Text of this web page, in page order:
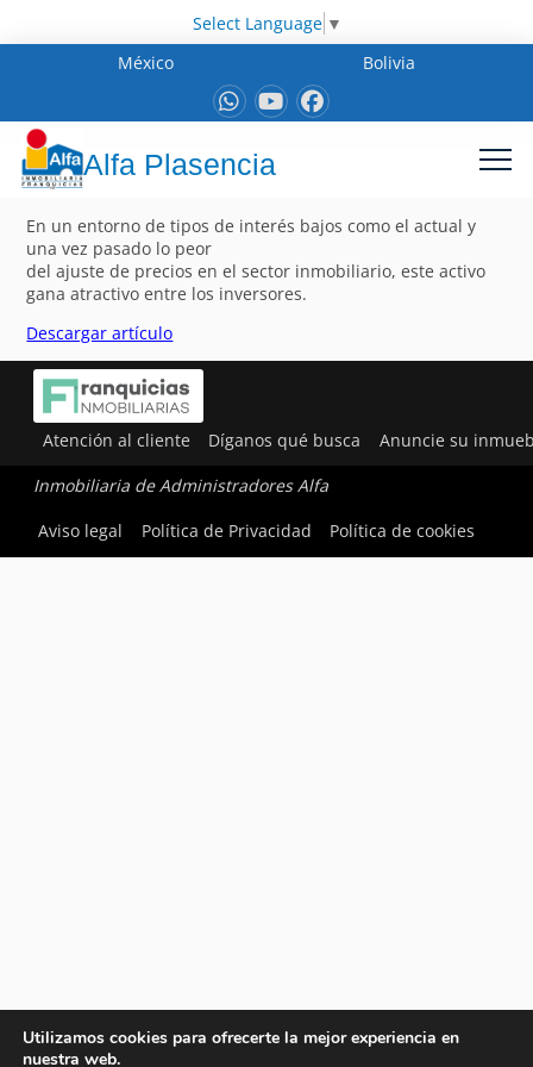
Select Language ▼
México
Bolivia
Alfa Plasencia
En un entorno de tipos de interés bajos como el actual y
una vez pasado lo peor
del ajuste de precios en el sector inmobiliario, este activo
gana atractivo entre los inversores.
Descargar artículo
Atención al cliente Díganos qué busca Anuncie su
Inmobiliaria de Administradores Alfa
Aviso legal
Política de Privacidad Política de cookies
Utilizamos cookies para ofrecerte la mejor experiencia en
nuestra web.